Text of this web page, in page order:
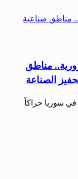
مناطق
الصناعة
في سوريا حراكاً